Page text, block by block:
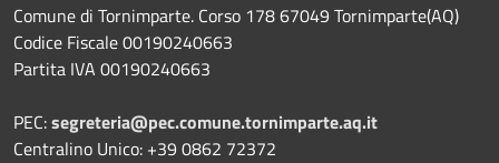
Comune di Tornimparte. Corso 178 67049 Tornimparte(AQ)
Codice Fiscale 00190240663
Partita IVA 00190240663
PEC:segreteria@pec.comune.tornimparte.aq.it
Centralino Unico: +39 0862 72372